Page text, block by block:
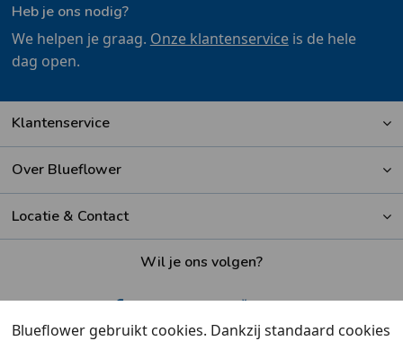
Heb je ons nodig?
We helpen je graag. Onze klantenserviceis de hele
dag open.
Klantenservice
Over Blueflower
Locatie & Contact
Wil je ons volgen?
Blueflower gebruikt cookies. Dankzij standaard cookies